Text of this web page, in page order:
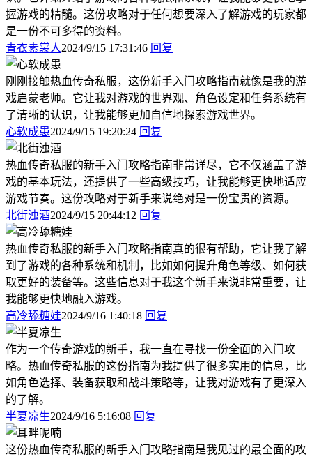
握游戏的精髓。这份攻略对于任何想要深入了解游戏的玩家都
是一份不可多得的资料。
青衣素裳人2024/9/15 17:31:46 回复
刚刚接触热血传奇私服，这份新手入门攻略指南就像是我的游
戏启蒙老师。它让我对游戏的世界观、角色设定和任务系统有
了清晰的认识，让我能够更加自信地探索游戏世界。
心软成患2024/9/15 19:20:24 回复
热血传奇私服的新手入门攻略指南非常详尽，它不仅涵盖了游
戏的基本玩法，还提供了一些高级技巧，让我能够更快地适应
游戏节奏。这份攻略对于新手来说绝对是一份宝贵的资源。
北街浊酒2024/9/15 20:44:12 回复
热血传奇私服的新手入门攻略指南真的很有帮助，它让我了解
到了游戏的各种系统和机制，比如如何提升角色等级、如何获
取更好的装备等。这些信息对于我这个新手来说非常重要，让
我能够更快地融入游戏。
高冷舔糖娃2024/9/16 1:40:18 回复
作为一个传奇游戏的新手，我一直在寻找一份全面的入门攻
略。热血传奇私服的这份指南为我提供了很多实用的信息，比
如角色选择、装备获取和战斗策略等，让我对游戏有了更深入
的了解。
半夏凉生2024/9/16 5:16:08 回复
这份热血传奇私服的新手入门攻略指南是我见过的最全面的攻